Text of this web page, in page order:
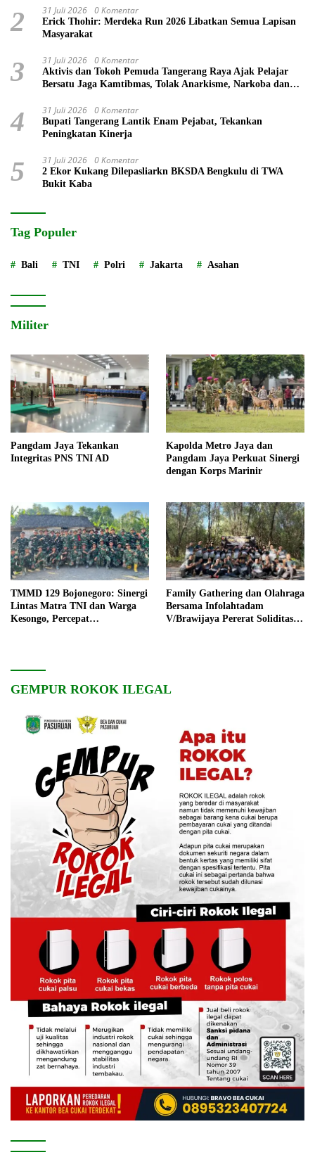
2 31 Juli 2026 0 Komentar
Erick Thohir: Merdeka Run 2026 Libatkan Semua Lapisan
Masyarakat
3 31 Juli 2026 0 Komentar
Aktivis dan Tokoh Pemuda Tangerang Raya Ajak Pelajar
Bersatu Jaga Kamtibmas, Tolak Anarkisme, Narkoba dan
4 31 Juli 2026 0 Komentar
Bupati Tangerang Lantik Enam Pejabat, Tekankan
Peningkatan Kinerja
5 31 Juli 2026 0 Komentar
2 Ekor Kukang Dilepasliarkn BKSDA Bengkulu di TWA
Bukit Kaba
Tag Populer
Bali TNI Polri Jakarta Asahan
Militer
Pangdam Jaya Tekankan
Integritas PNS TNI AD
Kapolda Metro Jaya dan
Pangdam Jaya Perkuat Sinergi
dengan Korps Marinir
TMMD 129 Bojonegoro: Sinergi
Lintas Matra TNI dan Warga
Kesongo, Percepat
Family Gathering dan Olahraga
Bersama Infolahtadam
V/Brawijaya Pererat Soliditas
GEMPUR ROKOK ILEGAL